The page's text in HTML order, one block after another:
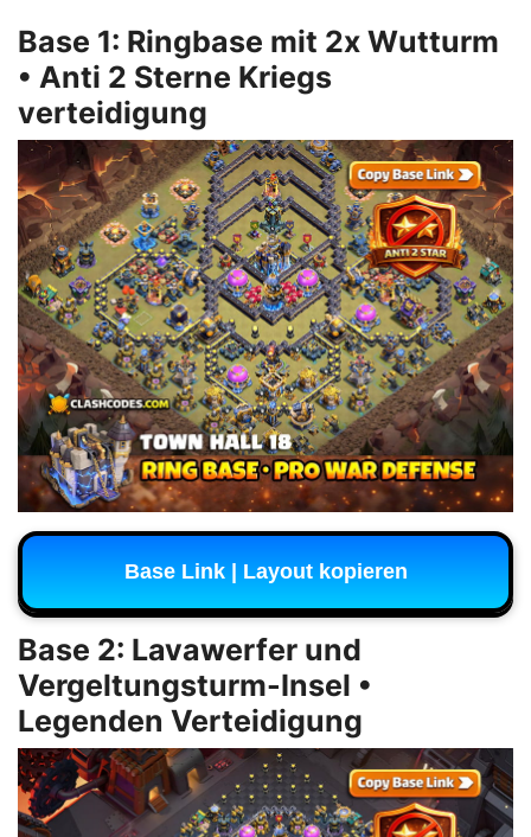
Base 1: Ringbase mit 2x Wutturm
• Anti 2 Sterne Kriegs
verteidigung
Base Link | Layout kopieren
Base 2: Lavawerfer und
Vergeltungsturm-Insel •
Legenden Verteidigung